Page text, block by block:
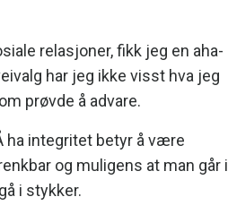
relasjoner, fikk jeg en aha-
har jeg ikke visst hva jeg
prøvde å advare.
ha integritet betyr å være
og muligens at man går i
i stykker.